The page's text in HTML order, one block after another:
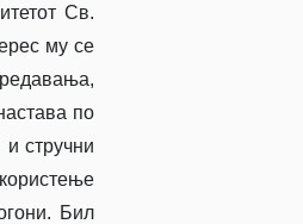
Св.
му се
по
стручни
Бил